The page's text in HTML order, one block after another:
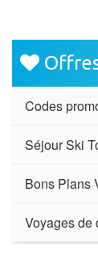
Codes
Séjour Ski
Bons Plans
Voyages de